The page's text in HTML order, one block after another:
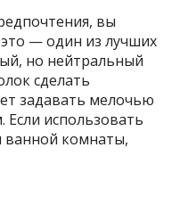
вы
— один из лучших
но нейтральный
сделать
задавать мелочью
Если использовать
ванной комнаты,